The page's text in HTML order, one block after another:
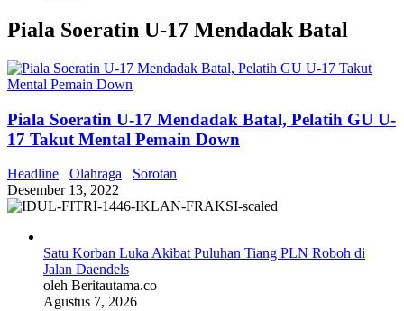
Piala Soeratin U-17 Mendadak Batal
Piala Soeratin U-17 Mendadak Batal, Pelatih GU U-
17 Takut Mental Pemain Down
Headline Olahraga
Sorotan
Desember 13, 2022
Satu Korban Luka Akibat Puluhan Tiang PLN Roboh di
Jalan Daendels
oleh Beritautama.co
Agustus 7, 2026